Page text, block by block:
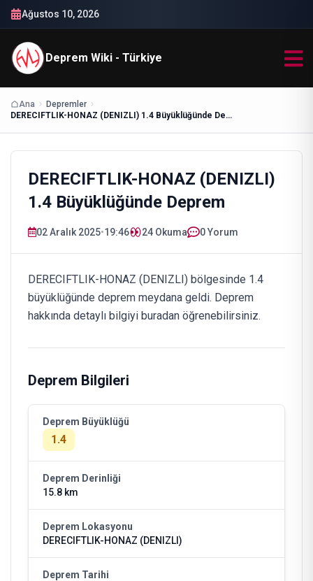
Ağustos 10, 2026
Deprem Wiki - Türkiye
Ana
Depremler
DERECIFTLIK-HONAZ (DENIZLI) 1.4 Büyüklüğünde Deprem
DERECIFTLIK-HONAZ (DENIZLI)
1.4 Büyüklüğünde Deprem
02 Aralık 2025•19:46 24 Okuma 0 Yorum
DERECIFTLIK-HONAZ (DENIZLI) bölgesinde 1.4
büyüklüğünde deprem meydana geldi. Deprem
hakkında detaylı bilgiyi buradan öğrenebilirsiniz.
Deprem Bilgileri
Deprem Büyüklüğü
1.4
Deprem Derinliği
15.8 km
Deprem Lokasyonu
DERECIFTLIK-HONAZ (DENIZLI)
Deprem Tarihi